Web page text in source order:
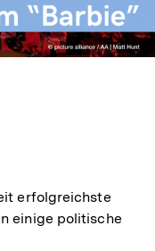
erfolgreichste
einige politische